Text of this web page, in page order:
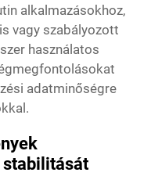
alkalmazásokhoz,
vagy szabályozott
használatos
adatminőségre